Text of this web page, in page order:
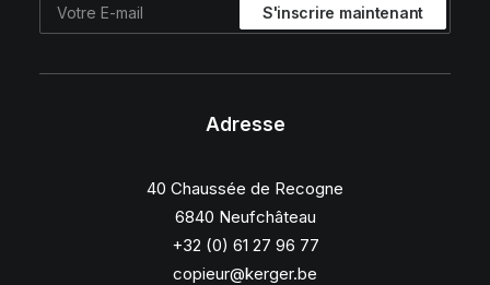
Adresse
40 Chaussée de Recogne
6840 Neufchâteau
+32 (0) 61 27 96 77
copieur@kerger.be